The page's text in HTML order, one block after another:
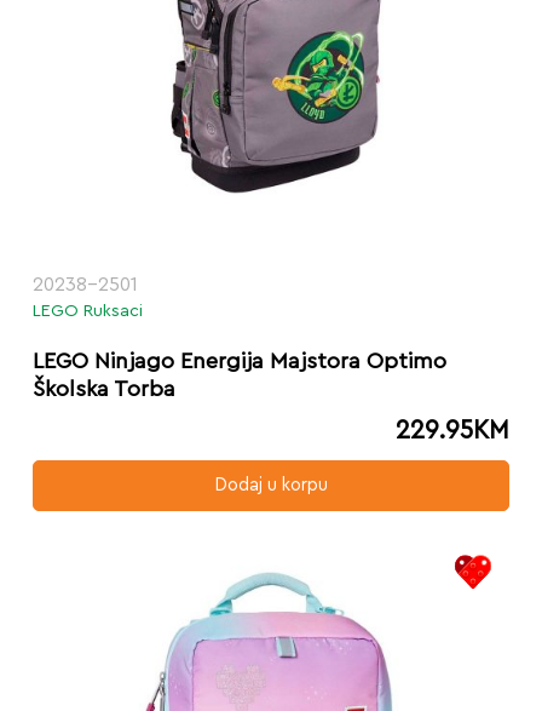
20238-2501
LEGO Ruksaci
LEGO Ninjago Energija Majstora Optimo
Školska Torba
229.95KM
Dodaj u korpu